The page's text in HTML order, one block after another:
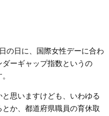
の日に、国際女性デーに合わ
ーギャップ指数というの
思いますけども、いわゆる
か、都道府県職員の育休取